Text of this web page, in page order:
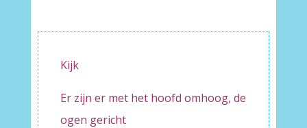
Kijk
Er zijn er met het hoofd omhoog, de
ogen gericht